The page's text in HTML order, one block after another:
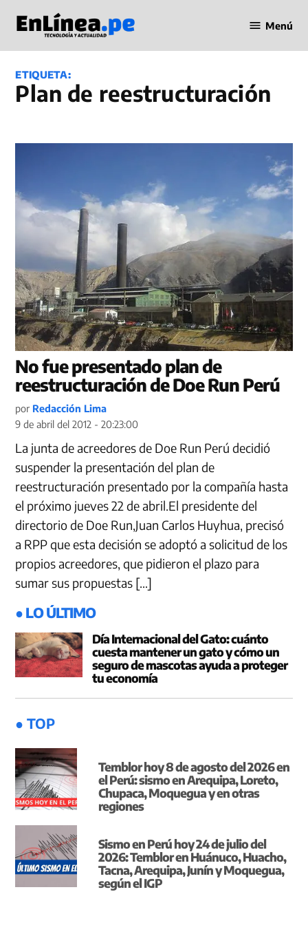
contenido
en Línea
Menú
ETIQUETA:
Plan de reestructuración
No fue presentado plan de
reestructuración de Doe Run Perú
por Redacción Lima
9 de abril del 2012 - 20:23:00
La junta de acreedores de Doe Run Perú decidió
suspender la presentación del plan de
reestructuración presentado por la compañía hasta
el próximo jueves 22 de abril.El presidente del
directorio de Doe Run,Juan Carlos Huyhua, precisó
a RPP que esta decisión se adoptó a solicitud de los
propios acreedores, que pidieron el plazo para
sumar sus propuestas […]
● LO ÚLTIMO
Día Internacional del Gato: cuánto
cuesta mantener un gato y cómo un
seguro de mascotas ayuda a proteger
tu economía
● TOP
Temblor hoy 8 de agosto del 2026 en
el Perú: sismo en Arequipa, Loreto,
Chupaca, Moquegua y en otras
regiones
Sismo en Perú hoy 24 de julio del
2026: Temblor en Huánuco, Huacho,
Tacna, Arequipa, Junín y Moquegua,
según el IGP